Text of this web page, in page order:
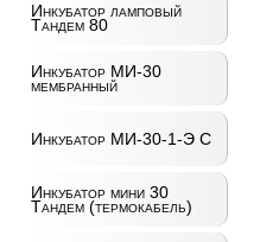
Инкубатор ламповый
Тандем 80
Инкубатор МИ-30
мембранный
Инкубатор МИ-30-1-Э С
Инкубатор мини 30
Тандем (термокабель)